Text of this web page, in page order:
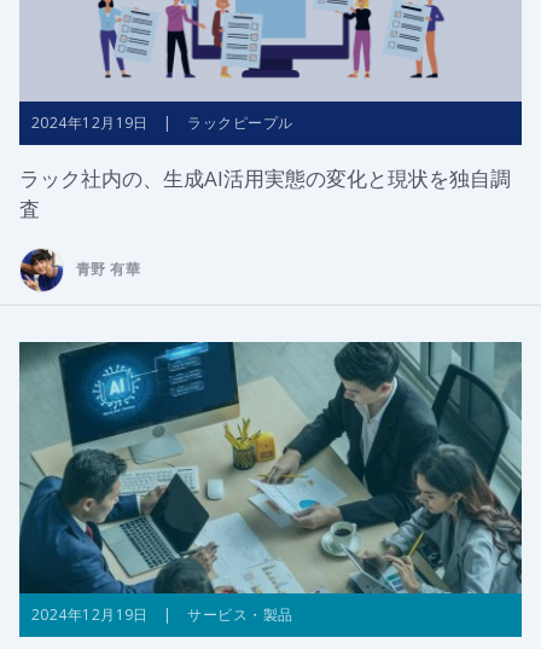
2024年12月19日 | ラックピープル
ラック社内の、生成AI活用実態の変化と現状を独自調
査
青野 有華
2024年12月19日 | サービス・製品